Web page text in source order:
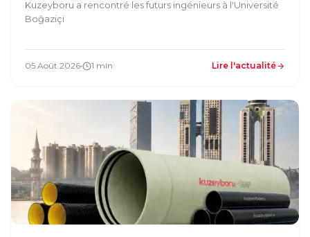
Kuzeyboru a rencontré les futurs ingénieurs à l'Université
Boğaziçi
05 Août 2026 1 min Lire l'actualité